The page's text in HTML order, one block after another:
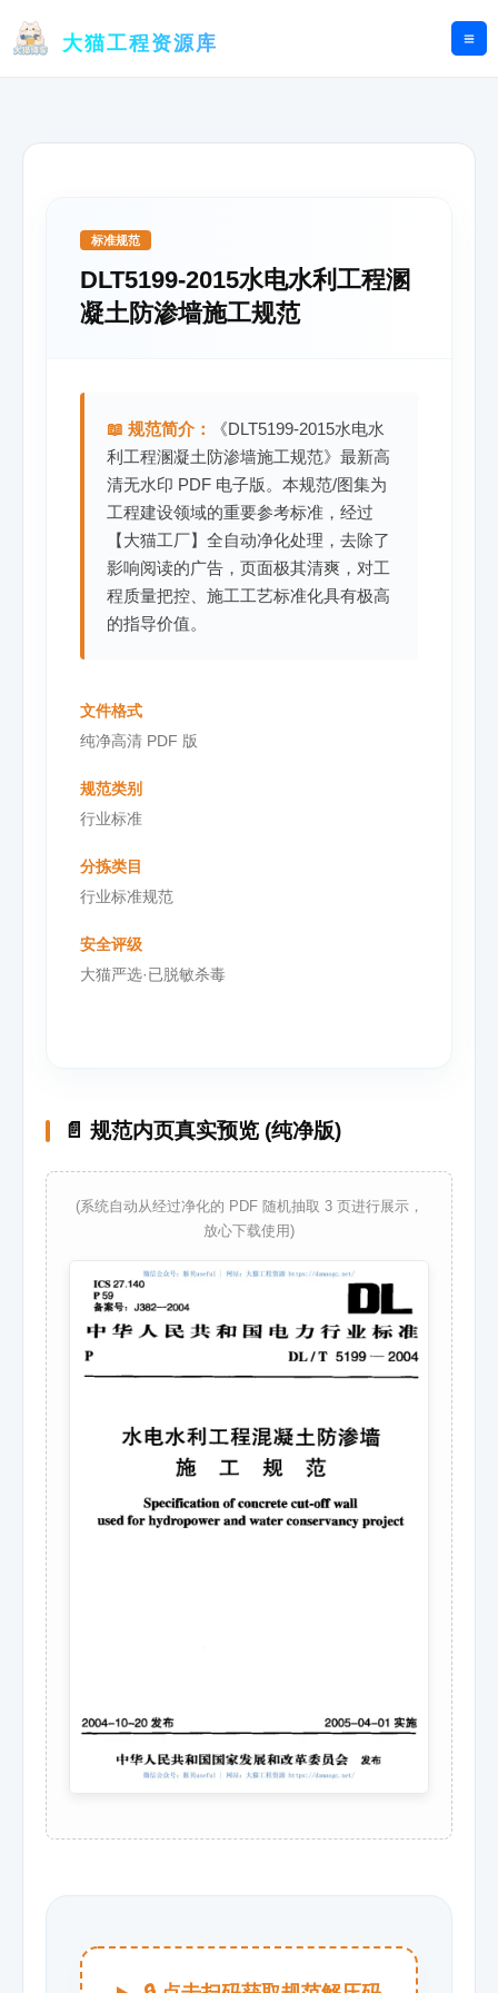
大猫工程资源库
标准规范
DLT5199-2015水电水利工程溷
凝土防渗墙施工规范
📖 规范简介：
《DLT5199-2015水电水
利工程溷凝土防渗墙施工规范》最新高
清无水印 PDF 电子版。本规范/图集为
工程建设领域的重要参考标准，经过
【大猫工厂】全自动净化处理，去除了
影响阅读的广告，页面极其清爽，对工
程质量把控、施工工艺标准化具有极高
的指导价值。
文件格式
纯净高清 PDF 版
规范类别
行业标准
分拣类目
行业标准规范
安全评级
大猫严选·已脱敏杀毒
📄 规范内页真实预览 (纯净版)
(系统自动从经过净化的 PDF 随机抽取 3 页进行展示，
放心下载使用)